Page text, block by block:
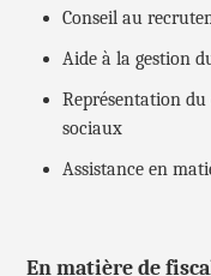
Conseil au
Aide à la gestion
Représentation
sociaux
Assistance en
En matière de